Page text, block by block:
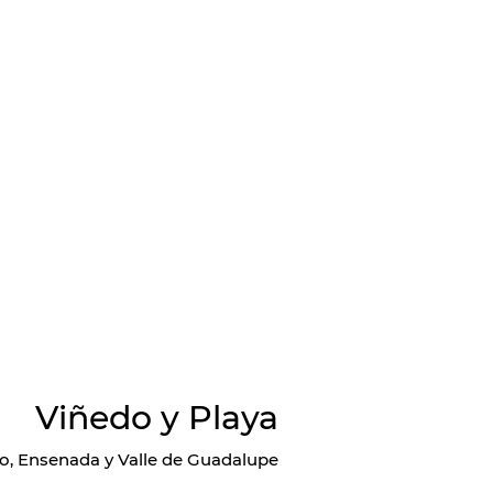
Viñedo y Playa
Ensenada y Valle de Guadalupe